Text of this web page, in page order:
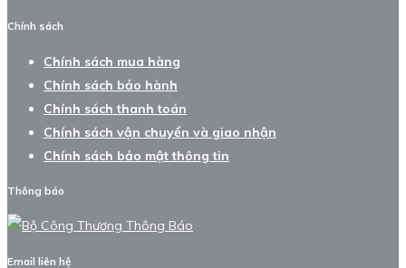
Chính sách
Chính sách mua hàng
Chính sách bảo hành
Chính sách thanh toán
Chính sách vận chuyển và giao nhận
Chính sách bảo mật thông tin
Thông báo
Email liên hệ